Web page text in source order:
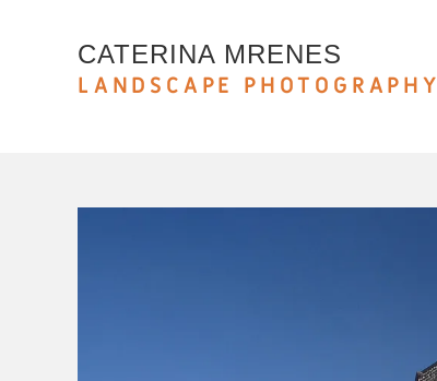
CATERINA MRENES
LANDSCAPE PHOTOGRAPHY